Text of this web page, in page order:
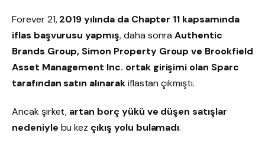
Forever 21,2019 yılında da Chapter 11 kapsamında
iflas başvurusu yapmış, daha sonraAuthentic
Brands Group, Simon Property Group ve Brookfield
Asset Management Inc. ortak girişimi olan Sparc
tarafından satın alınarakiflastan çıkmıştı.
Ancak şirket, artan borç yükü ve düşen satışlar
nedeniyle bu kez çıkış yolu bulamadı.